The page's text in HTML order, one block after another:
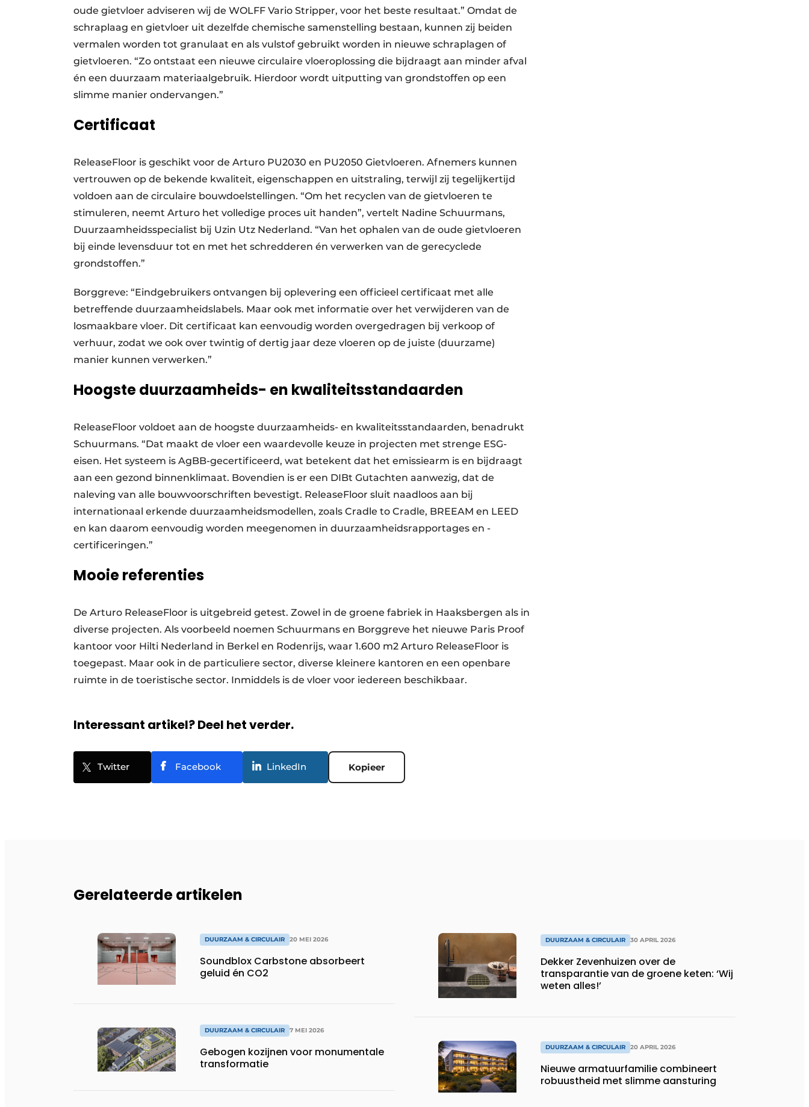
oude gietvloer adviseren wij de WOLFF Vario Stripper, voor het beste resultaat.” Omdat de
schraplaag en gietvloer uit dezelfde chemische samenstelling bestaan, kunnen zij beiden
vermalen worden tot granulaat en als vulstof gebruikt worden in nieuwe schraplagen of
gietvloeren. “Zo ontstaat een nieuwe circulaire vloeroplossing die bijdraagt aan minder afval
én een duurzaam materiaalgebruik. Hierdoor wordt uitputting van grondstoffen op een
slimme manier ondervangen.”
Certificaat
ReleaseFloor is geschikt voor de Arturo PU2030 en PU2050 Gietvloeren. Afnemers kunnen
vertrouwen op de bekende kwaliteit, eigenschappen en uitstraling, terwijl zij tegelijkertijd
voldoen aan de circulaire bouwdoelstellingen. “Om het recyclen van de gietvloeren te
stimuleren, neemt Arturo het volledige proces uit handen”, vertelt Nadine Schuurmans,
Duurzaamheidsspecialist bij Uzin Utz Nederland. “Van het ophalen van de oude gietvloeren
bij einde levensduur tot en met het schredderen én verwerken van de gerecyclede
grondstoffen.”
Borggreve: “Eindgebruikers ontvangen bij oplevering een officieel certificaat met alle
betreffende duurzaamheidslabels. Maar ook met informatie over het verwijderen van de
losmaakbare vloer. Dit certificaat kan eenvoudig worden overgedragen bij verkoop of
verhuur, zodat we ook over twintig of dertig jaar deze vloeren op de juiste (duurzame)
manier kunnen verwerken.”
Hoogste duurzaamheids- en kwaliteitsstandaarden
ReleaseFloor voldoet aan de hoogste duurzaamheids- en kwaliteitsstandaarden, benadrukt
Schuurmans. “Dat maakt de vloer een waardevolle keuze in projecten met strenge ESG-
eisen. Het systeem is AgBB-gecertificeerd, wat betekent dat het emissiearm is en bijdraagt
aan een gezond binnenklimaat. Bovendien is er een DIBt Gutachten aanwezig, dat de
naleving van alle bouwvoorschriften bevestigt. ReleaseFloor sluit naadloos aan bij
internationaal erkende duurzaamheidsmodellen, zoals Cradle to Cradle, BREEAM en LEED
en kan daarom eenvoudig worden meegenomen in duurzaamheidsrapportages en -
certificeringen.”
Mooie referenties
De Arturo ReleaseFloor is uitgebreid getest. Zowel in de groene fabriek in Haaksbergen als in
diverse projecten. Als voorbeeld noemen Schuurmans en Borggreve het nieuwe Paris Proof
kantoor voor Hilti Nederland in Berkel en Rodenrijs, waar 1.600 m2 Arturo ReleaseFloor is
toegepast. Maar ook in de particuliere sector, diverse kleinere kantoren en een openbare
ruimte in de toeristische sector. Inmiddels is de vloer voor iedereen beschikbaar.
Interessant artikel? Deel het verder.
Twitter Facebook LinkedIn Kopieer
Gerelateerde artikelen
DUURZAAM & CIRCULAIR 20 MEI 2026
Soundblox Carbstone absorbeert
geluid én CO2
DUURZAAM & CIRCULAIR 7 MEI 2026
Gebogen kozijnen voor monumentale
transformatie
DUURZAAM & CIRCULAIR 30 APRIL 2026
Dekker Zevenhuizen over de
transparantie van de groene keten: ‘Wij
weten alles!’
DUURZAAM & CIRCULAIR 20 APRIL 2026
Nieuwe armatuurfamilie combineert
robuustheid met slimme aansturing